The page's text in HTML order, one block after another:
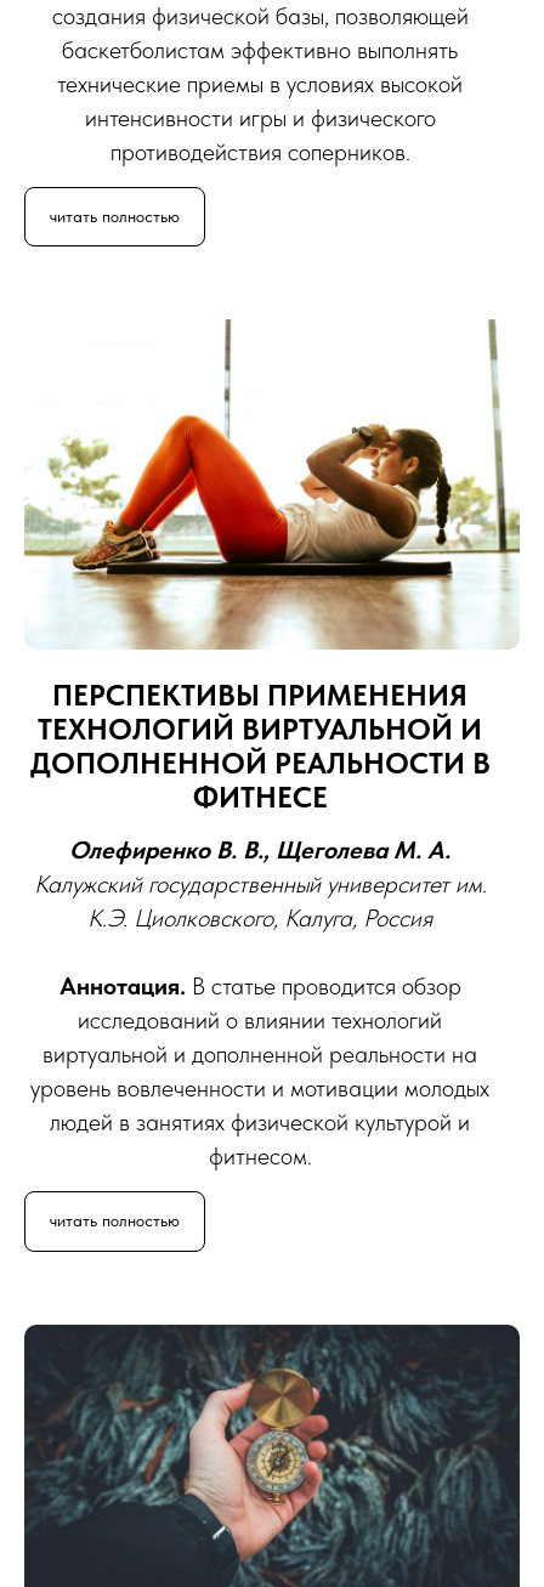
создания физической базы, позволяющей
баскетболистам эффективно выполнять
технические приемы в условиях высокой
интенсивности игры и физического
противодействия соперников.
читать полностью
ПЕРСПЕКТИВЫ ПРИМЕНЕНИЯ
ТЕХНОЛОГИЙ ВИРТУАЛЬНОЙ И
ДОПОЛНЕННОЙ РЕАЛЬНОСТИ В
ФИТНЕСЕ
Олефиренко В. В., Щеголева М. А.
Калужский государственный университет им.
К.Э. Циолковского, Калуга, Россия
Аннотация. В статье проводится обзор
исследований о влиянии технологий
виртуальной и дополненной реальности на
уровень вовлеченности и мотивации молодых
людей в занятиях физической культурой и
фитнесом.
читать полностью